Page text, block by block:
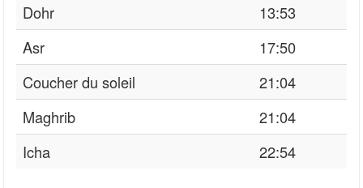
Dohr
13:53
Asr
17:50
Coucher du soleil
21:04
Maghrib
21:04
Icha
22:54